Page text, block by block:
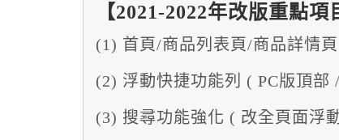
【2021-2022年改版重點項
(1) 首頁/商品列表頁/商品詳情
(2) 浮動快捷功能列 ( PC版頂
(3) 搜尋功能強化 ( 改全頁面浮